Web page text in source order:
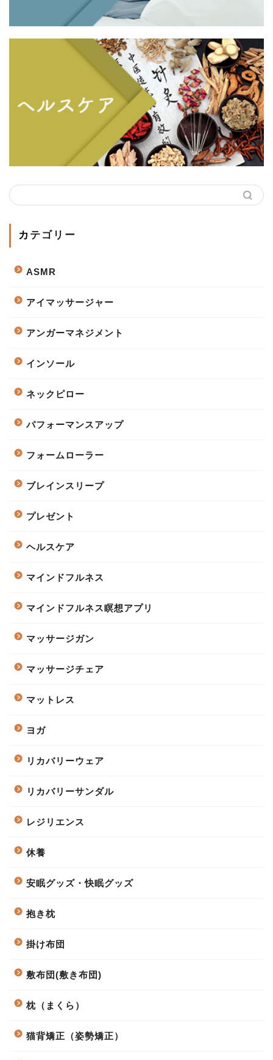
カテゴリー
ASMR
アイマッサージャー
アンガーマネジメント
インソール
ネックピロー
パフォーマンスアップ
フォームローラー
ブレインスリープ
プレゼント
ヘルスケア
マインドフルネス
マインドフルネス瞑想アプリ
マッサージガン
マッサージチェア
マットレス
ヨガ
リカバリーウェア
リカバリーサンダル
レジリエンス
休養
安眠グッズ・快眠グッズ
抱き枕
掛け布団
敷布団(敷き布団)
枕（まくら）
猫背矯正（姿勢矯正）